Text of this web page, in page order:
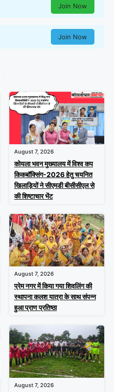
Join Now
Join Now
August 7, 2026
कोयला भवन मुख्यालय में विश्व कप
किकबॉक्सिंग-2026 हेतु चयनित
खिलाड़ियों ने सीएमडी बीसीसीएल से
की शिष्टाचार भेंट
August 7, 2026
प्रेम नगर में किया गया शिवलिंग की
स्थापना कलश यात्रा के साथ संपन्न
हुआ प्राण प्रतिष्ठा
August 7, 2026